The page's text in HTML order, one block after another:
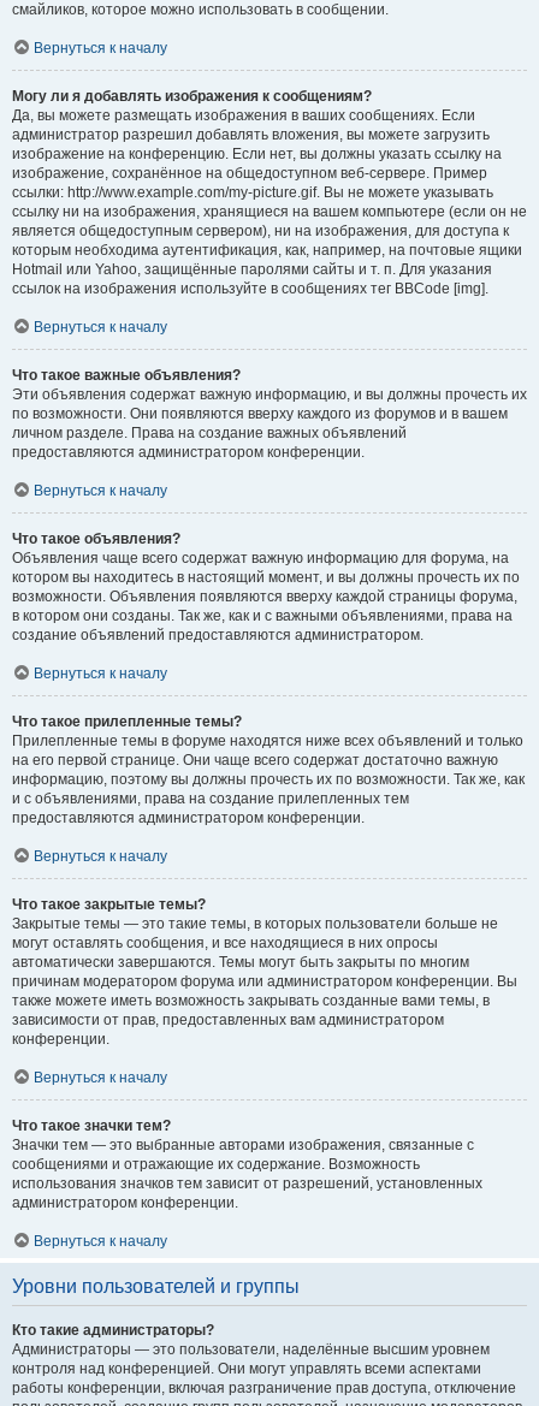
смайликов, которое можно использовать в сообщении.
Вернуться к началу
Могу ли я добавлять изображения к сообщениям?
Да, вы можете размещать изображения в ваших сообщениях. Если
администратор разрешил добавлять вложения, вы можете загрузить
изображение на конференцию. Если нет, вы должны указать ссылку на
изображение, сохранённое на общедоступном веб-сервере. Пример
ссылки: http://www.example.com/my-picture.gif. Вы не можете указывать
ссылку ни на изображения, хранящиеся на вашем компьютере (если он не
является общедоступным сервером), ни на изображения, для доступа к
которым необходима аутентификация, как, например, на почтовые ящики
Hotmail или Yahoo, защищённые паролями сайты и т. п. Для указания
ссылок на изображения используйте в сообщениях тег BBCode [img].
Вернуться к началу
Что такое важные объявления?
Эти объявления содержат важную информацию, и вы должны прочесть их
по возможности. Они появляются вверху каждого из форумов и в вашем
личном разделе. Права на создание важных объявлений
предоставляются администратором конференции.
Вернуться к началу
Что такое объявления?
Объявления чаще всего содержат важную информацию для форума, на
котором вы находитесь в настоящий момент, и вы должны прочесть их по
возможности. Объявления появляются вверху каждой страницы форума,
в котором они созданы. Так же, как и с важными объявлениями, права на
создание объявлений предоставляются администратором.
Вернуться к началу
Что такое прилепленные темы?
Прилепленные темы в форуме находятся ниже всех объявлений и только
на его первой странице. Они чаще всего содержат достаточно важную
информацию, поэтому вы должны прочесть их по возможности. Так же, как
и с объявлениями, права на создание прилепленных тем
предоставляются администратором конференции.
Вернуться к началу
Что такое закрытые темы?
Закрытые темы — это такие темы, в которых пользователи больше не
могут оставлять сообщения, и все находящиеся в них опросы
автоматически завершаются. Темы могут быть закрыты по многим
причинам модератором форума или администратором конференции. Вы
также можете иметь возможность закрывать созданные вами темы, в
зависимости от прав, предоставленных вам администратором
конференции.
Вернуться к началу
Что такое значки тем?
Значки тем — это выбранные авторами изображения, связанные с
сообщениями и отражающие их содержание. Возможность
использования значков тем зависит от разрешений, установленных
администратором конференции.
Вернуться к началу
Уровни пользователей и группы
Кто такие администраторы?
Администраторы — это пользователи, наделённые высшим уровнем
контроля над конференцией. Они могут управлять всеми аспектами
работы конференции, включая разграничение прав доступа, отключение